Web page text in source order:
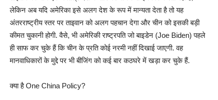
लेकिन अब यदि अमेरिका इसे अलग देश के रूप में मान्यता देता है तो यह
अंतरराष्ट्रीय स्तर पर ताइवान को अलग पहचान देगा और चीन को इसकी बड़ी
कीमत चुकानी होगी. वैसे, भी अमेरिकी राष्ट्रपति जो बाइडेन (Joe Biden) पहले
ही साफ कर चुके हैं कि चीन के प्रति कोई नरमी नहीं दिखाई जाएगी. वह
मानवाधिकारों के मुद्दे पर भी बीजिंग को कई बार कठघरे में खड़ा कर चुके हैं.
क्या है One China Policy?